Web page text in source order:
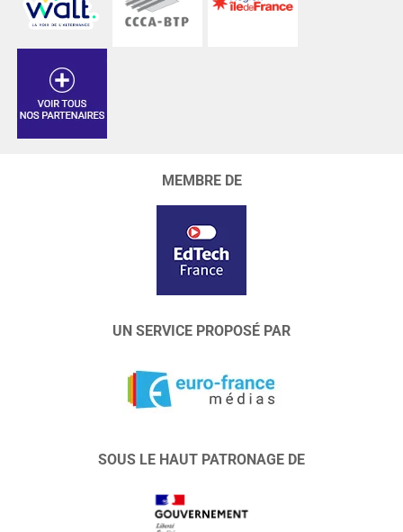
MEMBRE DE
UN SERVICE PROPOSÉ PAR
SOUS LE HAUT PATRONAGE DE